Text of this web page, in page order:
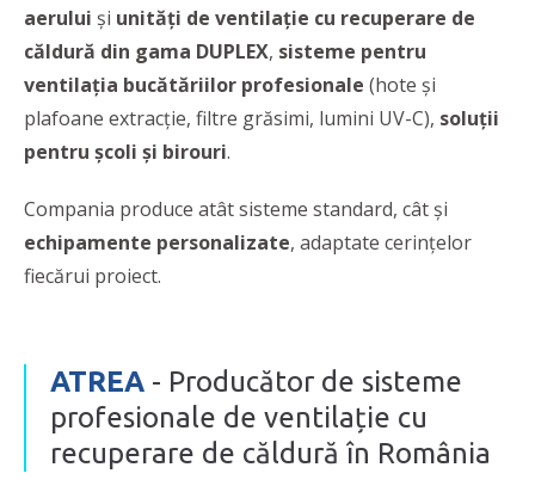
aerului și unități de ventilație cu recuperare de
căldură din gama DUPLEX, sisteme pentru
ventilația bucătăriilor profesionale (hote și
plafoane extracție, filtre grăsimi, lumini UV-C), soluții
pentru școli și birouri.
Compania produce atât sisteme standard, cât și
echipamente personalizate, adaptate cerințelor
fiecărui proiect.
ATREA - Producător de sisteme
profesionale de ventilație cu
recuperare de căldură în România